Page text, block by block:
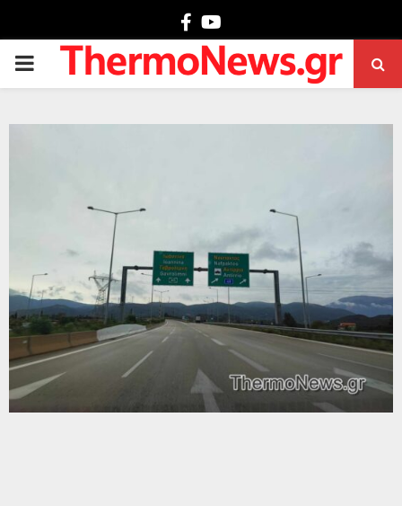
Facebook
PRIMARY